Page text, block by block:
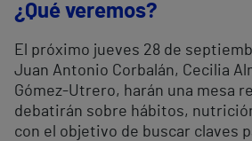
¿Qué veremos?
El próximo jueves 28 de
Juan Antonio Corbalán, Cecilia
Gómez-Utrero, harán una mesa
debatirán sobre hábitos,
con el objetivo de buscar claves